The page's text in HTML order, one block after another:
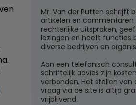
Mr. Van der Putten schrijft
artikelen en commentaren
rechterlijke uitspraken,
lezingen en heeft functies
diverse bedrijven en
Aan een telefonisch
schriftelijk advies zijn kosten
verbonden. Het stellen van
vraag via de site is altijd
vrijblijvend.